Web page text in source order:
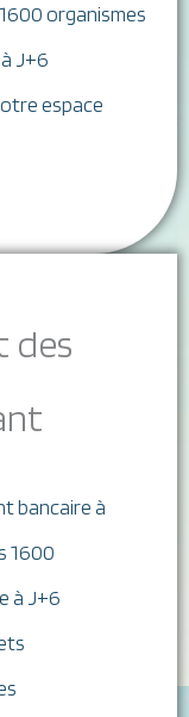
organismes
ligne à J+6
espace
des
bancaire à
1600
ligne à J+6
rejets
mutuelles